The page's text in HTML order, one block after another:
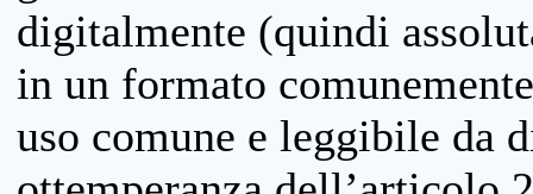
digitalmente (quindi
in un formato
uso comune e leggibile da